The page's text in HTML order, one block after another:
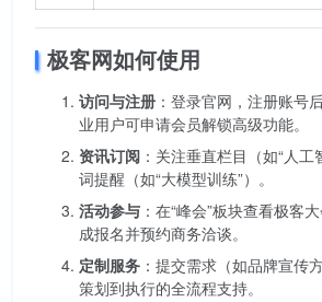
极客网如何使用
访问与注册 ：登录官网，注册账号
业用户可申请会员解锁高级功能。
资讯订阅 ：关注垂直栏目（如“人
词提醒（如“大模型训练”）。
活动参与 ：在“峰会”板块查看极客
成报名并预约商务洽谈。
定制服务 ：提交需求（如品牌宣传
策划到执行的全流程支持。